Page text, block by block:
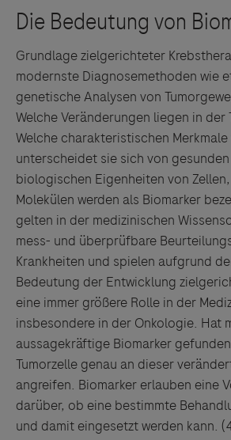
Grundlage zielgerichteter
modernste Diagnosemethoden wie
genetische Analysen von
Welche Veränderungen liegen in der
Welche charakteristischen
unterscheidet sie sich von gesunden
biologischen Eigenheiten von
Molekülen werden als Biomarker
gelten in der medizinischen
mess- und überprüfbare
Krankheiten und spielen aufgrund
Bedeutung der Entwicklung
eine immer größere Rolle in der
insbesondere in der Onkologie. Hat
aussagekräftige Biomarker
Tumorzelle genau an dieser
angreifen. Biomarker erlauben eine
darüber, ob eine bestimmte
und damit eingesetzt werden kann.